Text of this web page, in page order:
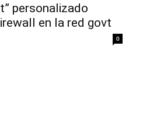
personalizado
en la red govt
0